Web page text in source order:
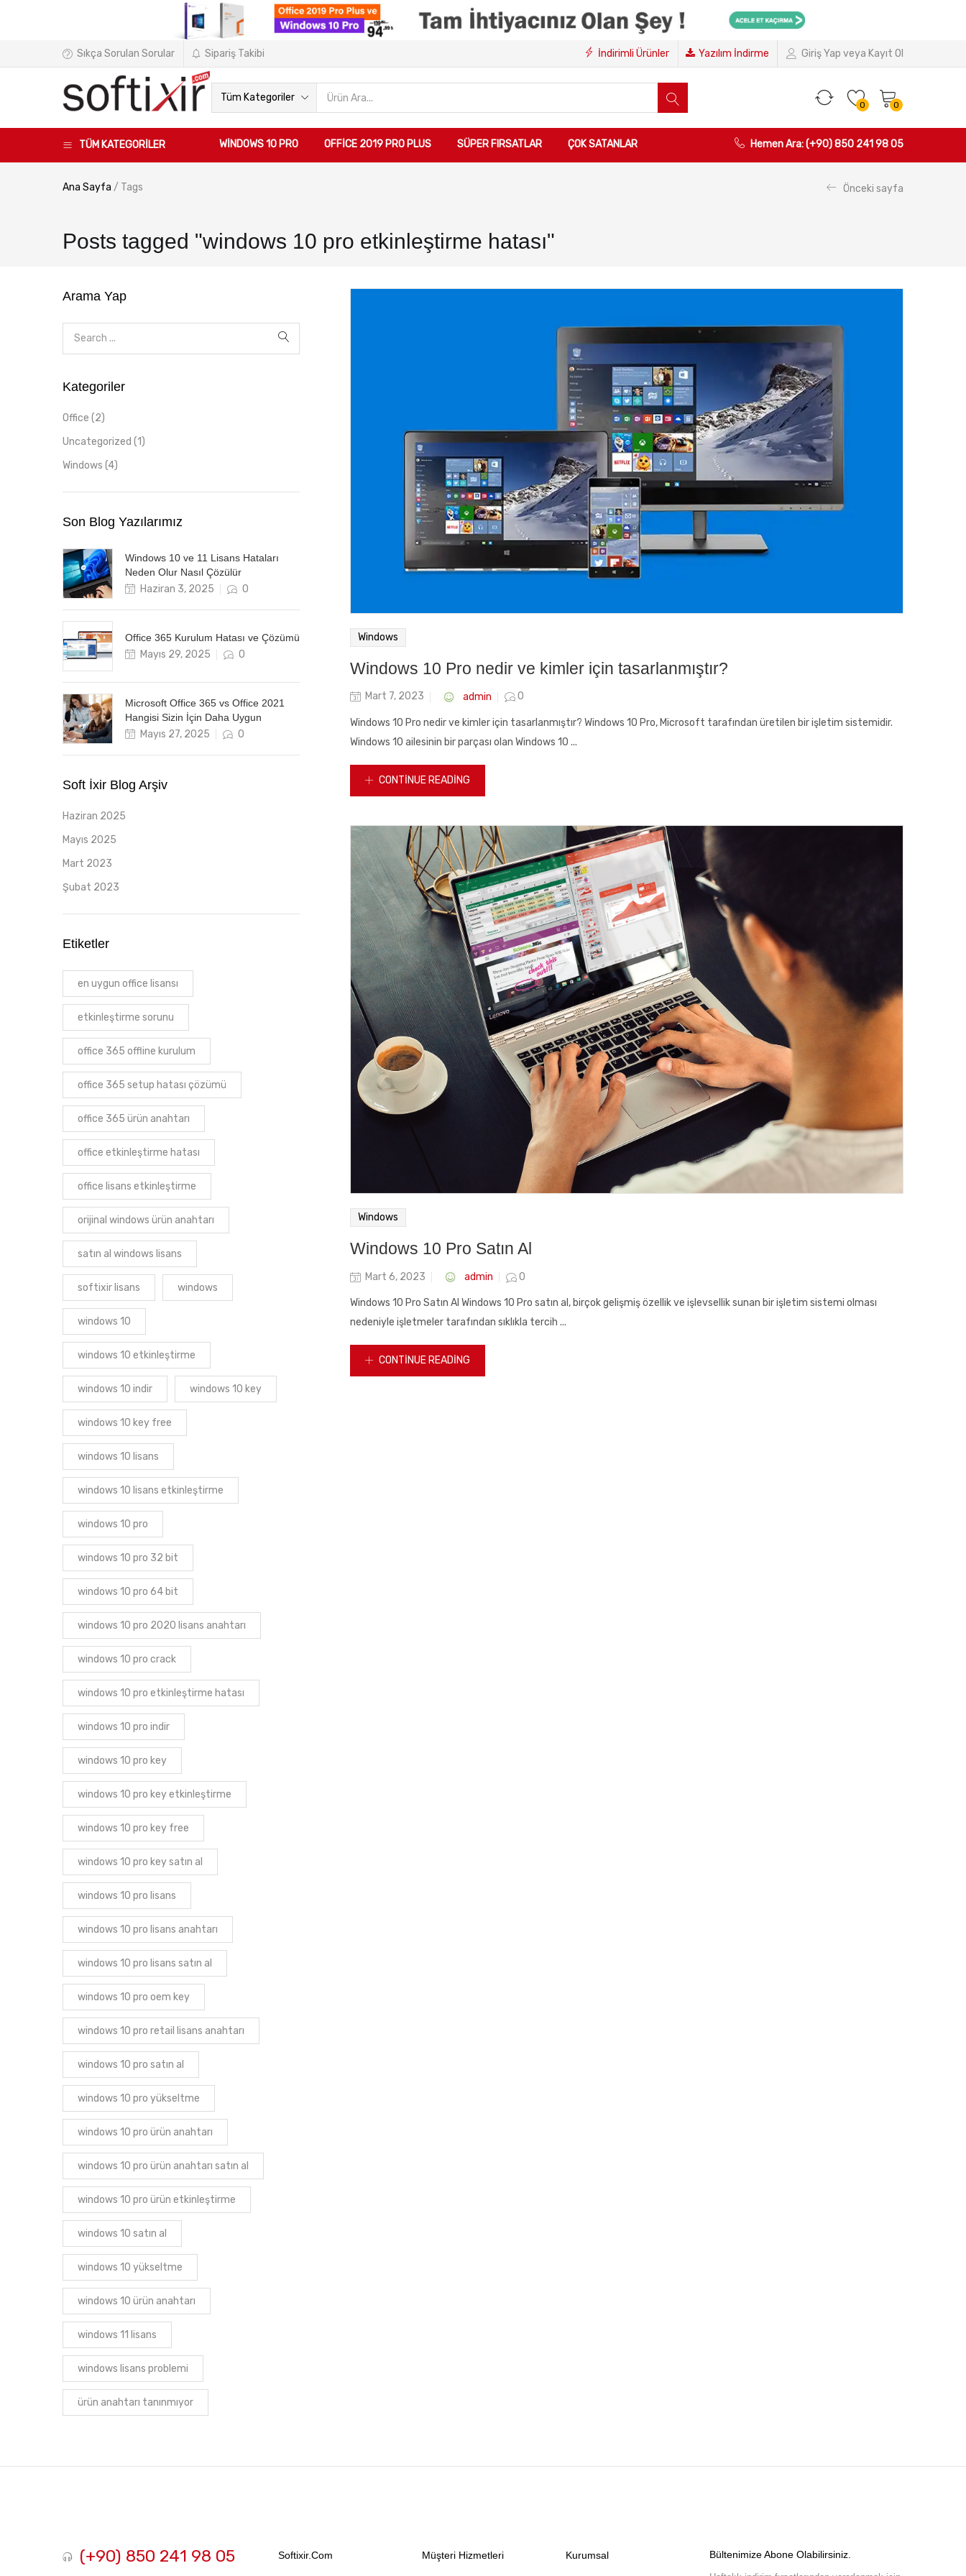
Sıkça Sorulan Sorular Sipariş Takibi Giriş Yap veya Kayıt Ol
İndirimli Ürünler Yazılım İndirme
Tüm Kategoriler
0 0
TÜM KATEGORİLER WINDOWS 10 PRO OFFICE 2019 PRO PLUS SÜPER FIRSATLAR ÇOK SATANLAR Hemen Ara: (+90) 850 241 98 05
Ana Sayfa / Tags Önceki sayfa
Posts tagged "windows 10 pro etkinleştirme hatası"
Windows
Windows 10 Pro nedir ve kimler için tasarlanmıştır?
Posted
Mart 7, 2023 admin 0
Windows 10 Pro nedir ve kimler için tasarlanmıştır? Windows 10 Pro, Microsoft tarafından üretilen bir işletim sistemidir.
Windows 10 ailesinin bir parçası olan Windows 10 ...
CONTINUE READING
Windows
Windows 10 Pro Satın Al
Posted
Mart 6, 2023 admin 0
Windows 10 Pro Satın Al Windows 10 Pro satın al, birçok gelişmiş özellik ve işlevsellik sunan bir işletim sistemi olması
nedeniyle işletmeler tarafından sıklıkla tercih ...
CONTINUE READING
Arama Yap
Kategoriler
Office (2)
Uncategorized (1)
Windows (4)
Son Blog Yazılarımız
Windows 10 ve 11 Lisans Hataları
Neden Olur Nasıl Çözülür
Posted
Haziran 3, 2025 0
Office 365 Kurulum Hatası ve Çözümü
Posted
Mayıs 29, 2025 0
Microsoft Office 365 vs Office 2021
Hangisi Sizin İçin Daha Uygun
Posted
Mayıs 27, 2025 0
Soft İxir Blog Arşiv
Haziran 2025
Mayıs 2025
Mart 2023
Şubat 2023
Etiketler
en uygun office lisansı
etkinleştirme sorunu
office 365 offline kurulum
office 365 setup hatası çözümü
office 365 ürün anahtarı
office etkinleştirme hatası
office lisans etkinleştirme
orijinal windows ürün anahtarı
satın al windows lisans
softixir lisans windows
windows 10
windows 10 etkinleştirme
windows 10 indir windows 10 key
windows 10 key free
windows 10 lisans
windows 10 lisans etkinleştirme
windows 10 pro
windows 10 pro 32 bit
windows 10 pro 64 bit
windows 10 pro 2020 lisans anahtarı
windows 10 pro crack
windows 10 pro etkinleştirme hatası
windows 10 pro indir
windows 10 pro key
windows 10 pro key etkinleştirme
windows 10 pro key free
windows 10 pro key satın al
windows 10 pro lisans
windows 10 pro lisans anahtarı
windows 10 pro lisans satın al
windows 10 pro oem key
windows 10 pro retail lisans anahtarı
windows 10 pro satın al
windows 10 pro yükseltme
windows 10 pro ürün anahtarı
windows 10 pro ürün anahtarı satın al
windows 10 pro ürün etkinleştirme
windows 10 satın al
windows 10 yükseltme
windows 10 ürün anahtarı
windows 11 lisans
windows lisans problemi
ürün anahtarı tanınmıyor
(+90) 850 241 98 05 Softixir.com Müşteri Hizmetleri Kurumsal Bültenimize Abone Olabilirsiniz.